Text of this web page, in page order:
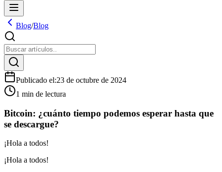
Blog/Blog
Publicado el:23 de octubre de 2024
1 min de lectura
Bitcoin: ¿cuánto tiempo podemos esperar hasta que
se descargue?
¡Hola a todos!
¡Hola a todos!